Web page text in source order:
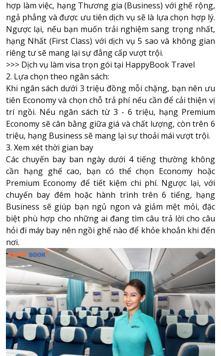
hợp làm việc, hạng Thương gia (Business) với ghế rộng,
ngả phẳng và được ưu tiên dịch vụ sẽ là lựa chọn hợp lý.
Ngược lại, nếu bạn muốn trải nghiệm sang trọng nhất,
hạng Nhất (First Class) với dịch vụ 5 sao và không gian
riêng tư sẽ mang lại sự đẳng cấp vượt trội.
>>> Dịch vụ làm visa trọn gói tại HappyBook Travel
2. Lựa chọn theo ngân sách:
Khi ngân sách dưới 3 triệu đồng mỗi chặng, bạn nên ưu
tiên Economy và chọn chỗ trả phí nếu cần để cải thiện vị
trí ngồi. Nếu ngân sách từ 3 - 6 triệu, hạng Premium
Economy sẽ cân bằng giữa giá và chất lượng, còn trên 6
triệu, hạng Business sẽ mang lại sự thoải mái vượt trội.
3. Xem xét thời gian bay
Các chuyến bay ban ngày dưới 4 tiếng thường không
cần hạng ghế cao, bạn có thể chọn Economy hoặc
Premium Economy để tiết kiệm chi phí. Ngược lại, với
chuyến bay đêm hoặc hành trình trên 6 tiếng, hạng
Business sẽ giúp bạn ngủ ngon và giảm mệt mỏi, đặc
biệt phù hợp cho những ai đang tìm câu trả lời cho câu
hỏi đi máy bay nên ngồi ghế nào để khỏe khoắn khi đến
nơi.